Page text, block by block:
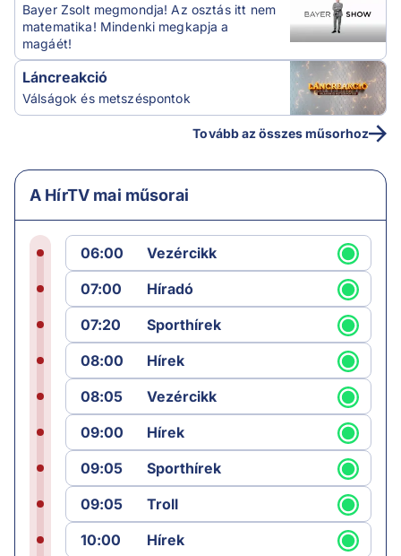
Bayer Zsolt megmondja! Az osztás itt nem
matematika! Mindenki megkapja a
magáét!
Láncreakció
Válságok és metszéspontok
Tovább az összes műsorhoz
A HírTV mai műsorai
06:00
Vezércikk
07:00
Híradó
07:20
Sporthírek
08:00
Hírek
08:05
Vezércikk
09:00
Hírek
09:05
Sporthírek
09:05
Troll
10:00
Hírek